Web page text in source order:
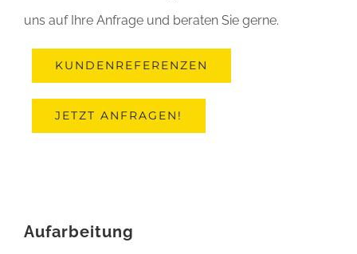
uns auf Ihre Anfrage und beraten Sie gerne.
KUNDENREFERENZEN
JETZT ANFRAGEN!
Aufarbeitung